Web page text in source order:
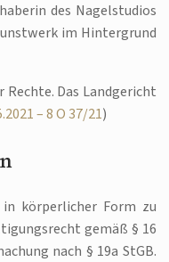
des Nagelstudios
im Hintergrund
Das Landgericht
– 8 O 37/21)
körperlicher Form zu
gemäß § 16
nach § 19a StGB.